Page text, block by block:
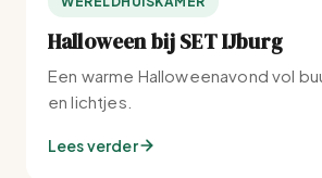
Halloween bij SET IJburg
Een warme Halloweenavond vol
en lichtjes.
Lees verder